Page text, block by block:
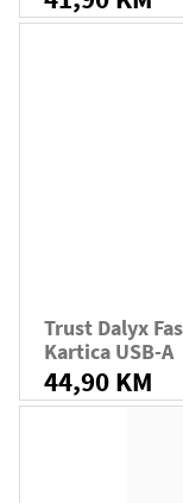
Trust Dalyx
Kartica USB-A
44,90 KM